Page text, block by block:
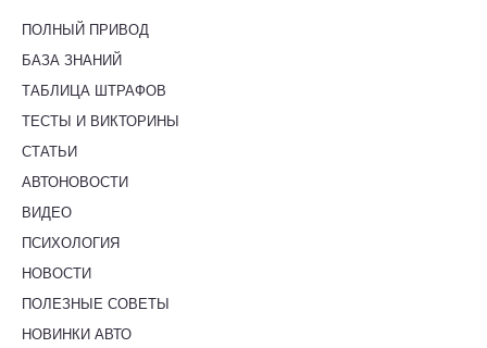
ПОЛНЫЙ ПРИВОД
БАЗА ЗНАНИЙ
ТАБЛИЦА ШТРАФОВ
ТЕСТЫ И ВИКТОРИНЫ
СТАТЬИ
АВТОНОВОСТИ
ВИДЕО
ПСИХОЛОГИЯ
НОВОСТИ
ПОЛЕЗНЫЕ СОВЕТЫ
НОВИНКИ АВТО